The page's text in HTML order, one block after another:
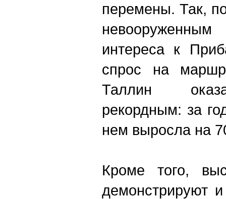
перемены. Так,
интереса к
спрос на
Таллин
рекордным: за
нем выросла на
Кроме того,
демонстрируют